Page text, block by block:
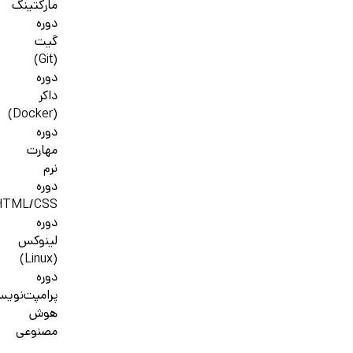
مارکتینگ
دوره
گیت
(Git)
دوره
داکر
(Docker)
دوره
مهارت
نرم
دوره
CSS
دوره
لینوکس
(Linux)
دوره
هوش
مصنوعی